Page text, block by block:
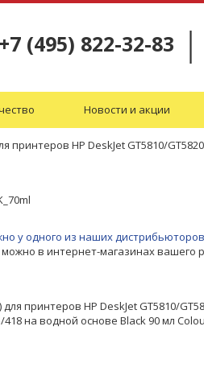
+7 (495) 822-32-83
Новости и акции
принтеров HP DeskJet GT5810/
у одного из наших дистрибьюторов
в интернет-магазинах вашего
для принтеров HP DeskJet GT5810/
на водной основе Black 90 мл